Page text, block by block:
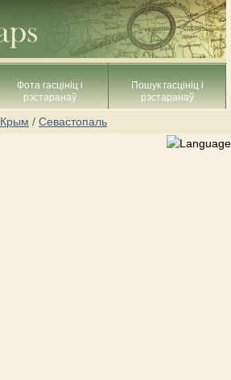
Фота гасцініц і
рэстаранаў
Пошук гасцініц і
рэстаранаў
Крым / Севастопаль